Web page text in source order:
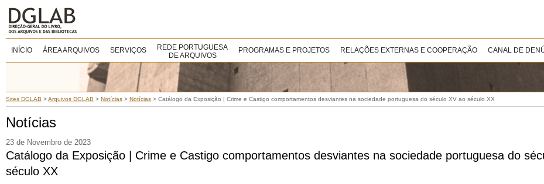
INÍCIO ÁREA ARQUIVOS SERVIÇOS
REDE PORTUGUESA
DE ARQUIVOS
PROGRAMAS E PROJETOS RELAÇÕES EXTERNAS E COOPERAÇÃO CANAL DE
Sites DGLAB >Arquivos DGLAB > Notícias > Notícias > Catálogo da Exposição | Crime e Castigo comportamentos desviantes na sociedade portuguesa do século XV ao século XX
Notícias
23 de Novembro de 2023
Catálogo da Exposição | Crime e Castigo comportamentos desviantes na sociedade portuguesa do
século XX